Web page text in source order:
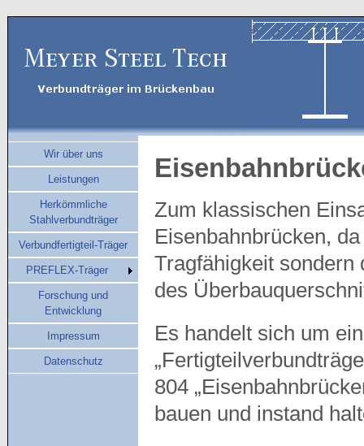
Wir über uns
Leistungen
Herkömmliche
Stahlverbundträger
Verbundfertigteil-Träger
PREFLEX-Träger
Forschung und
Entwicklung
Impressum
Datenschutz
Zum klassischen
Eisenbahnbrücken,
Tragfähigkeit sondern
des
Es handelt sich um
804
bauen und instand